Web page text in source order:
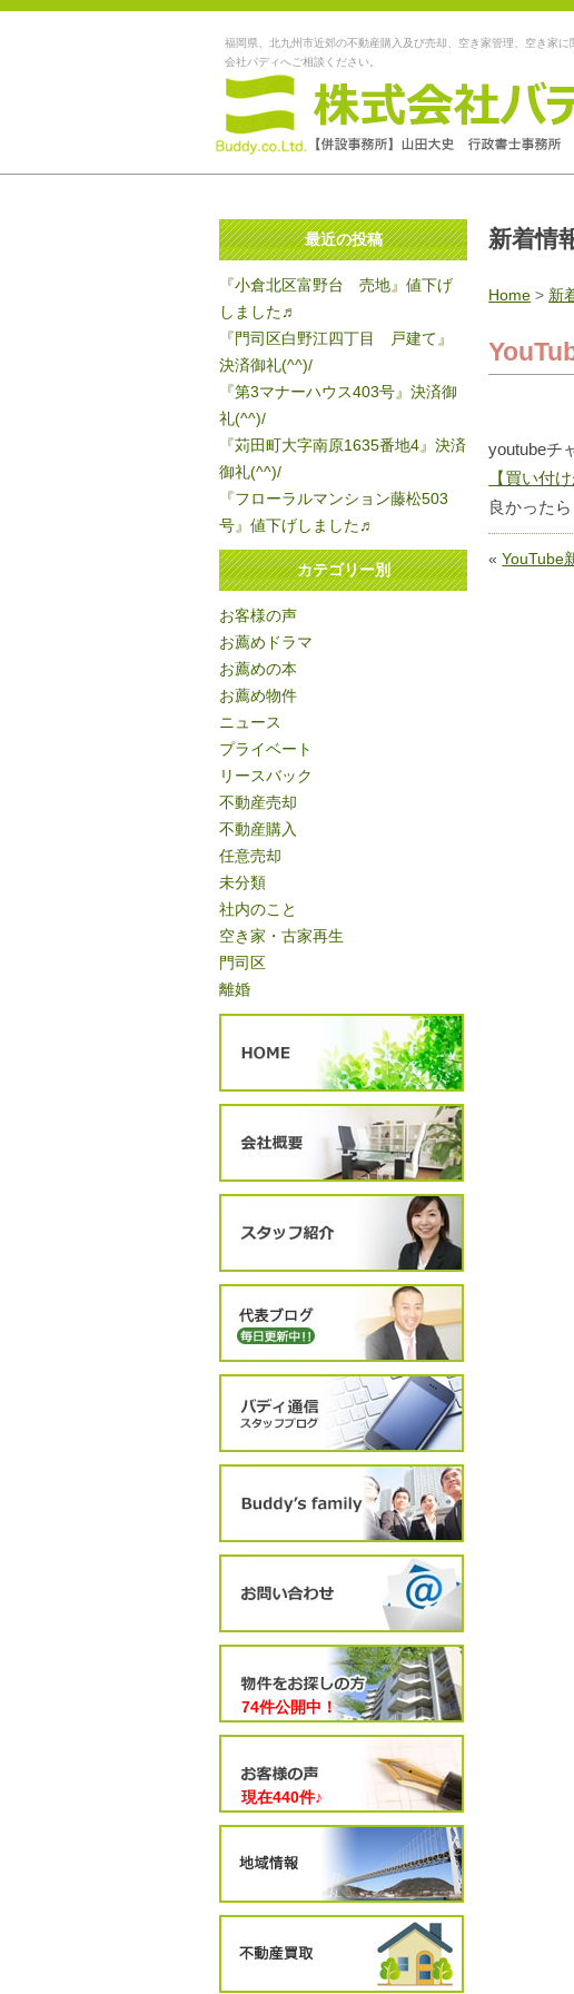
福岡県、北九州市近郊の不動産購入及び売却、空き家管理、空き家
会社バディへご相談ください。
新着情
Home > 新
youtubeチ
【買い付
良かった
«YouTube
最近の投稿
『小倉北区富野台 売地』値下げ
しました♬
『門司区白野江四丁目 戸建て』
決済御礼(^^)/
『第3マナーハウス403号』決済御
礼(^^)/
『苅田町大字南原1635番地4』決済
御礼(^^)/
『フローラルマンション藤松503
号』値下げしました♬
カテゴリー別
お客様の声
お薦めドラマ
お薦めの本
お薦め物件
ニュース
プライベート
リースバック
不動産売却
不動産購入
任意売却
未分類
社内のこと
空き家・古家再生
門司区
離婚
74件公開中！
現在440件♪